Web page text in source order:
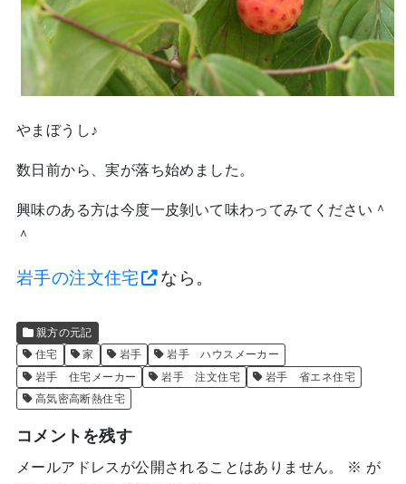
やまぼうし♪
数日前から、実が落ち始めました。
興味のある方は今度一皮剝いて味わってみてください＾
＾
岩手の注文住宅 なら。
親方の元記
住宅
家 岩手
岩手 ハウスメーカー
岩手 住宅メーカー
岩手 注文住宅
岩手 省エネ住宅
高気密高断熱住宅
コメントを残す
メールアドレスが公開されることはありません。 ※ が